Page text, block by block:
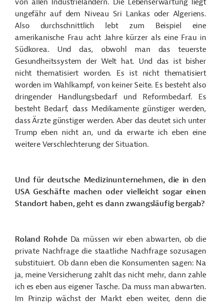
von allen Industrieländern. Die Lebenserwartung liegt
ungefähr auf dem Niveau Sri Lankas oder Algeriens.
Also durchschnittlich lebt zum Beispiel eine
amerikanische Frau acht Jahre kürzer als eine Frau in
Südkorea. Und das, obwohl man das teuerste
Gesundheitssystem der Welt hat. Und das ist bisher
nicht thematisiert worden. Es ist nicht thematisiert
worden im Wahlkampf, von keiner Seite. Es besteht also
dringender Handlungsbedarf und Reformbedarf. Es
besteht Bedarf, dass Medikamente günstiger werden,
dass Ärzte günstiger werden. Aber das deutet sich unter
Trump eben nicht an, und da erwarte ich eben eine
weitere Verschlechterung der Situation.
Und für deutsche Medizinunternehmen, die in den
USA Geschäfte machen oder vielleicht sogar einen
Standort haben, geht es dann zwangsläufig bergab?
Roland Rohde Da müssen wir eben abwarten, ob die
private Nachfrage die staatliche Nachfrage sozusagen
substituiert. Ob dann eben die Konsumenten sagen: Na
ja, meine Versicherung zahlt das nicht mehr, dann zahle
ich es eben aus eigener Tasche. Da muss man abwarten.
Im Prinzip wächst der Markt eben weiter, denn die